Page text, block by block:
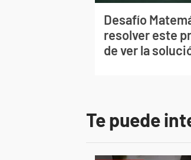
Desafío
resolver este
de ver la
Te puede